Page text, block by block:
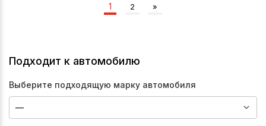
1 2 »
Подходит к автомобилю
Выберите подходящую марку автомобиля